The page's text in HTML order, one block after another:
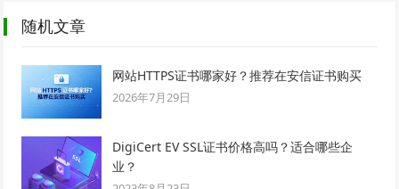
随机文章
网站HTTPS证书哪家好？推荐在安信证书购买
2026年7月29日
DigiCert EV SSL证书价格高吗？适合哪些企
业？